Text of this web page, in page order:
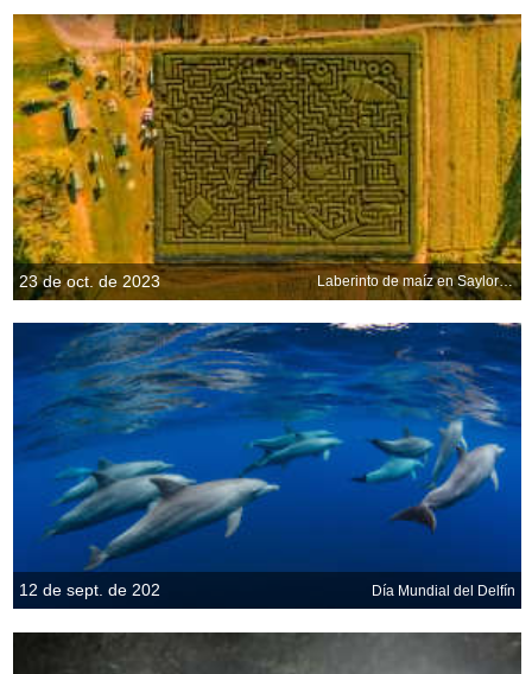
23 de oct. de 2023 Laberinto de maíz en Saylorsburg, Pensilvania, EE.UU.
12 de sept. de 202 Día Mundial del Delfín